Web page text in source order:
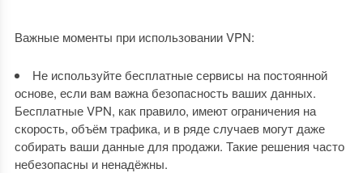
Важные моменты при использовании VPN:
Не используйте бесплатные сервисы на постоянной
основе, если вам важна безопасность ваших данных.
Бесплатные VPN, как правило, имеют ограничения на
скорость, объём трафика, и в ряде случаев могут даже
собирать ваши данные для продажи. Такие решения часто
небезопасны и ненадёжны.